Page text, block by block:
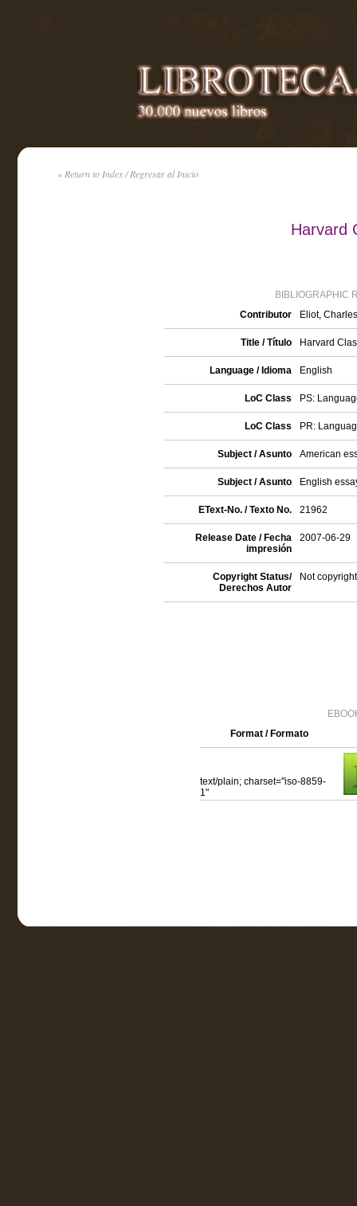
« Return to Index / Regresar al Inicio
Harvard
BIBLIOGRAPHIC
Contributor
Eliot,
Title / Título Harvard
Language / Idioma English
LoC Class PS:
LoC Class PR:
Subject / Asunto American
Subject / Asunto English
EText-No. / Texto No. 21962
Release Date / Fecha
impresión
2007-06-29
Copyright Status/
Derechos Autor
Not
Format / Formato
text/plain; charset="iso-8859-
1"